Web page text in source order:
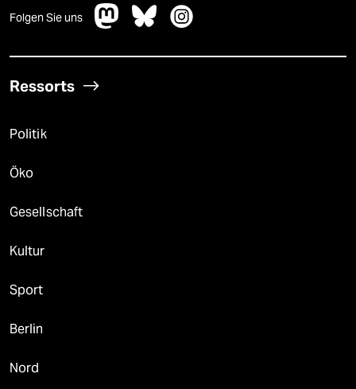
Folgen Sie uns
Ressorts
Politik
Öko
Gesellschaft
Kultur
Sport
Berlin
Nord